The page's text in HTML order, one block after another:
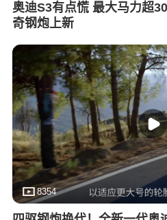
奥迪S3有点慌 最大马力超
奇钢炮上新
8354